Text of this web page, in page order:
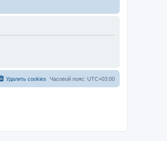
Часовой пояс: UTC+03:00
Удалить cookies